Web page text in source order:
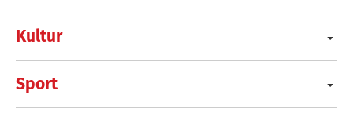
Kultur
Sport